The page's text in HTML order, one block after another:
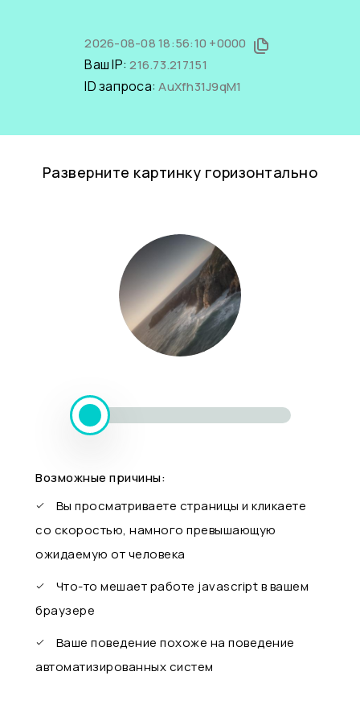
2026-08-08 18:56:10 +0000
Ваш IP:216.73.217.151
ID запроса:AuXfh31J9qM1
Разверните картинку горизонтально
Возможные причины:
Вы просматриваете страницы и кликаете
со скоростью, намного превышающую
ожидаемую от человека
Что-то мешает работе javascript в вашем
браузере
Ваше поведение похоже на поведение
автоматизированных систем